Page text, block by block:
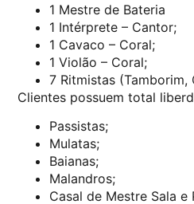
1 Mestre de Bateria
1 Intérprete – Cantor;
1 Cavaco – Coral;
1 Violão – Coral;
7 Ritmistas (Tamborim,
Clientes possuem total
Passistas;
Mulatas;
Baianas;
Malandros;
Casal de Mestre Sala e